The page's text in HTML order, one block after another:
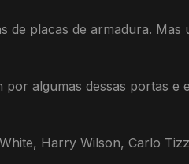
placas de armadura. Mas
algumas dessas portas e
Harry Wilson, Carlo